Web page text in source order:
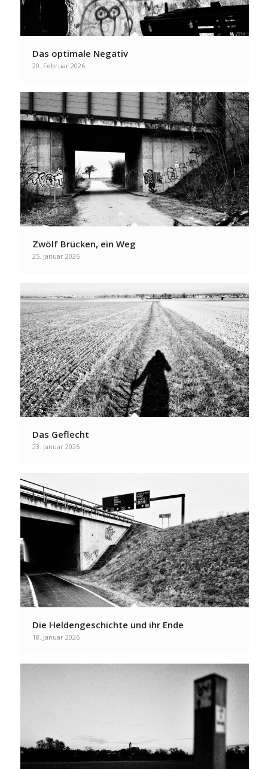
Das optimale Negativ
20. Februar 2026
Zwölf Brücken, ein Weg
25. Januar 2026
Das Geflecht
23. Januar 2026
Die Heldengeschichte und ihr Ende
18. Januar 2026